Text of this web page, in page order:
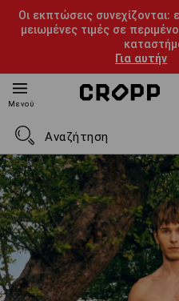
Οι εκπτώσεις
μειωμένες τιμές σε
Για αυτήν
Μενού